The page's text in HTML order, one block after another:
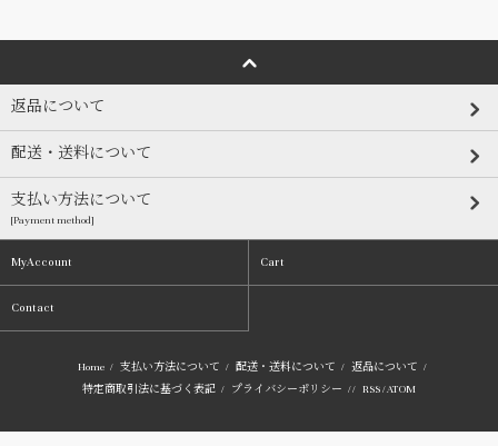
返品について
配送・送料について
支払い方法について
[Payment method]
MyAccount Cart
Contact
Home / 支払い方法について / 配送・送料について / 返品について /
特定商取引法に基づく表記 / プライバシーポリシー / / RSS/ATOM